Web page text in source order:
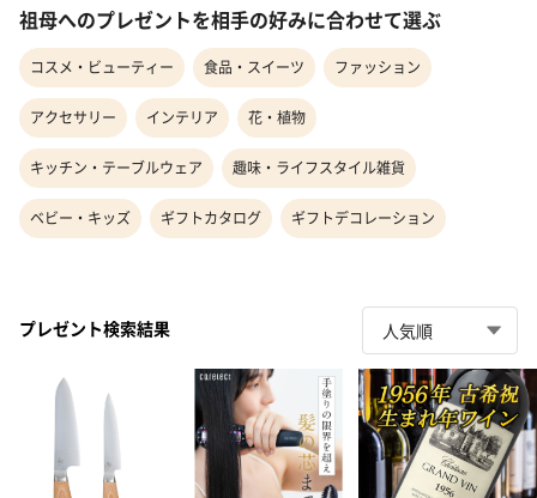
祖母へのプレゼントを相手の好みに合わせて選ぶ
コスメ・ビューティー 食品・スイーツ ファッション
アクセサリー インテリア 花・植物
キッチン・テーブルウェア 趣味・ライフスタイル雑貨
ベビー・キッズ ギフトカタログ ギフトデコレーション
プレゼント検索結果